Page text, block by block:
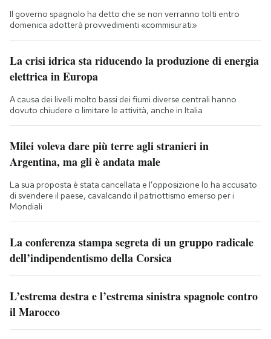
Il governo spagnolo ha detto che se non verranno tolti entro
domenica adotterà provvedimenti «commisurati»
La crisi idrica sta riducendo la produzione di energia
elettrica in Europa
A causa dei livelli molto bassi dei fiumi diverse centrali hanno
dovuto chiudere o limitare le attività, anche in Italia
Milei voleva dare più terre agli stranieri in
Argentina, ma gli è andata male
La sua proposta è stata cancellata e l’opposizione lo ha accusato
di svendere il paese, cavalcando il patriottismo emerso per i
Mondiali
La conferenza stampa segreta di un gruppo radicale
dell’indipendentismo della Corsica
L’estrema destra e l’estrema sinistra spagnole contro
il Marocco